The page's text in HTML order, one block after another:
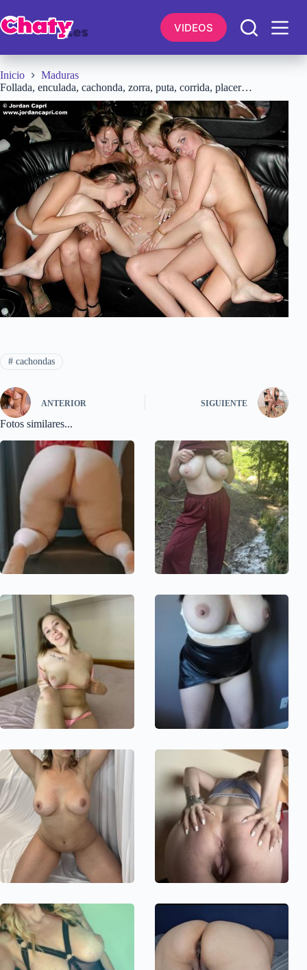
al
contenido
VIDEOS
Inicio
Maduras
Follada, enculada, cachonda, zorra, puta, corrida, placer…
#cachondas
ANTERIOR SIGUIENTE
Fotos similares...